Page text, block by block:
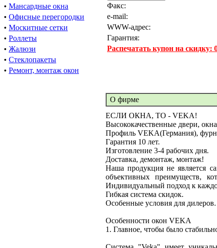
• Мансардные окна
• Офисные перегородки
• Москитные сетки
• Роллеты
• Жалюзи
• Стеклопакеты
• Ремонт, монтаж окон
Факс:
e-mail:
WWW-адрес:
Гарантия:
Распечатать купон на скидку:
О фирме
ЕСЛИ ОКНА, ТО - VEKA!
Высококачественные двери,
Профиль VEKA(Германия),
Гарантия 10 лет.
Изготовление 3-4 рабочих дня.
Доставка, демонтаж, монтаж!
Наша продукция не является
объективных преимуществ,
Индивидуальный подход к
Гибкая система скидок.
Особенные условия для дилеров.
Особенности окон VEKA
1. Главное, чтобы было